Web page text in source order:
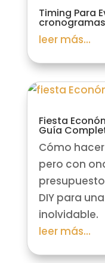
Timing Para
leer más...
Fiesta
Guía
Cómo
pero con
DIY para
inolvidable.
leer más...